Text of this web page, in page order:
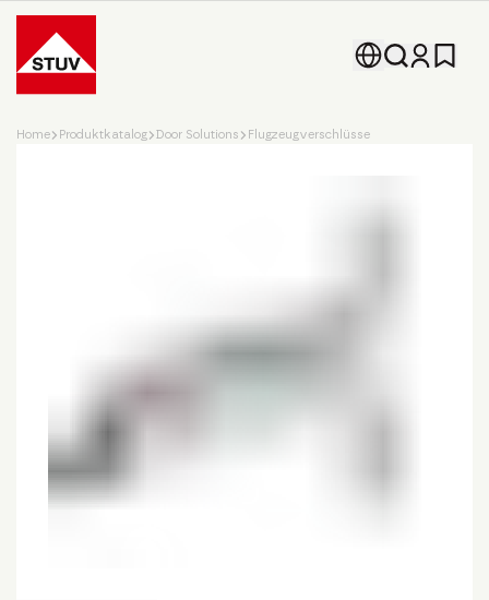
Go To the Homepage
Home Produktkatalog Door Solutions Flugzeugverschlüsse